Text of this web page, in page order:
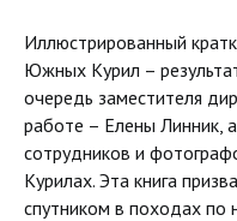
Иллюстрированный
Южных Курил –
очередь заместителя
работе – Елены Линник,
сотрудников и
Курилах. Эта книга
спутником в походах по